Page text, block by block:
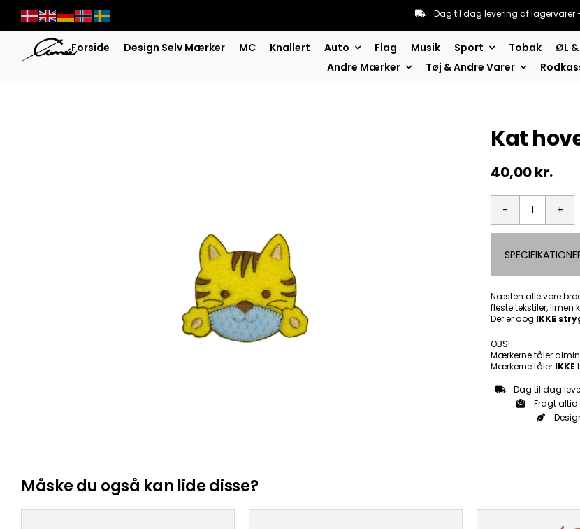
content
Dag til dag levering af lagervarer
Forside Design Selv Mærker MC Knallert Auto Flag Musik Sport Tobak
ØL
Andre Mærker
Tøj & Andre Varer
Kat
40,00kr.
Kat
hoved
Patch
Næsten alle vore
fleste tekstiler, limen
Der er dog IKKE
OBS!
Mærkerne tåler
Mærkerne tåler IKKE
Dag til dag
Fragt altid
Måske du også kan lide disse?